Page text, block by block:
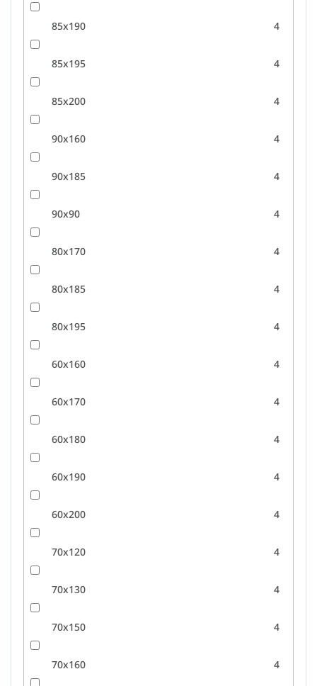
85x190 4
85x195 4
85x200 4
90x160 4
90x185 4
90x90 4
80x170 4
80x185 4
80x195 4
60x160 4
60x170 4
60x180 4
60x190 4
60x200 4
70x120 4
70x130 4
70x150 4
70x160 4